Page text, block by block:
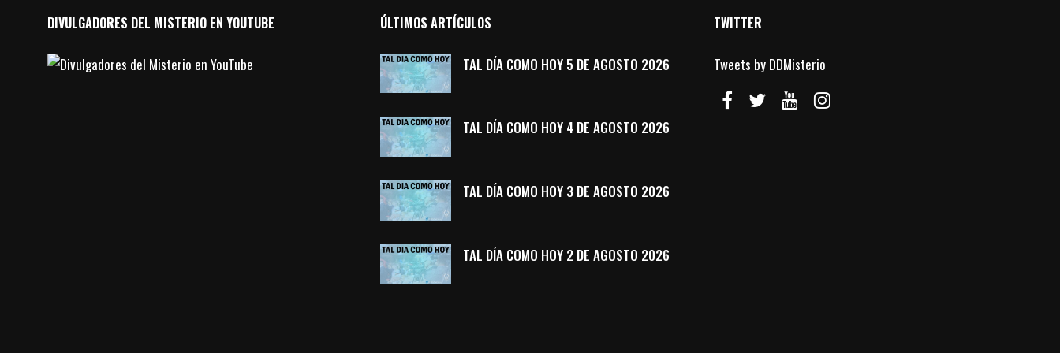
DIVULGADORES DEL MISTERIO EN YOUTUBE ÚLTIMOS ARTÍCULOS
TAL DÍA COMO HOY 5 DE AGOSTO 2026
TAL DÍA COMO HOY 4 DE AGOSTO 2026
TAL DÍA COMO HOY 3 DE AGOSTO 2026
TAL DÍA COMO HOY 2 DE AGOSTO 2026
TWITTER
Tweets by DDMisterio